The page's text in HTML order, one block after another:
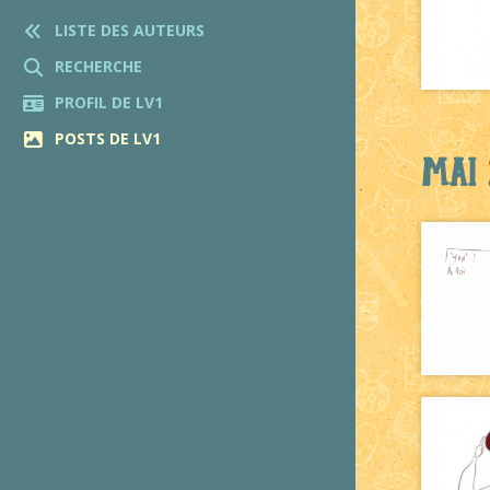
LISTE DES AUTEURS
RECHERCHE
PROFIL DE LV1
POSTS DE LV1
Mai